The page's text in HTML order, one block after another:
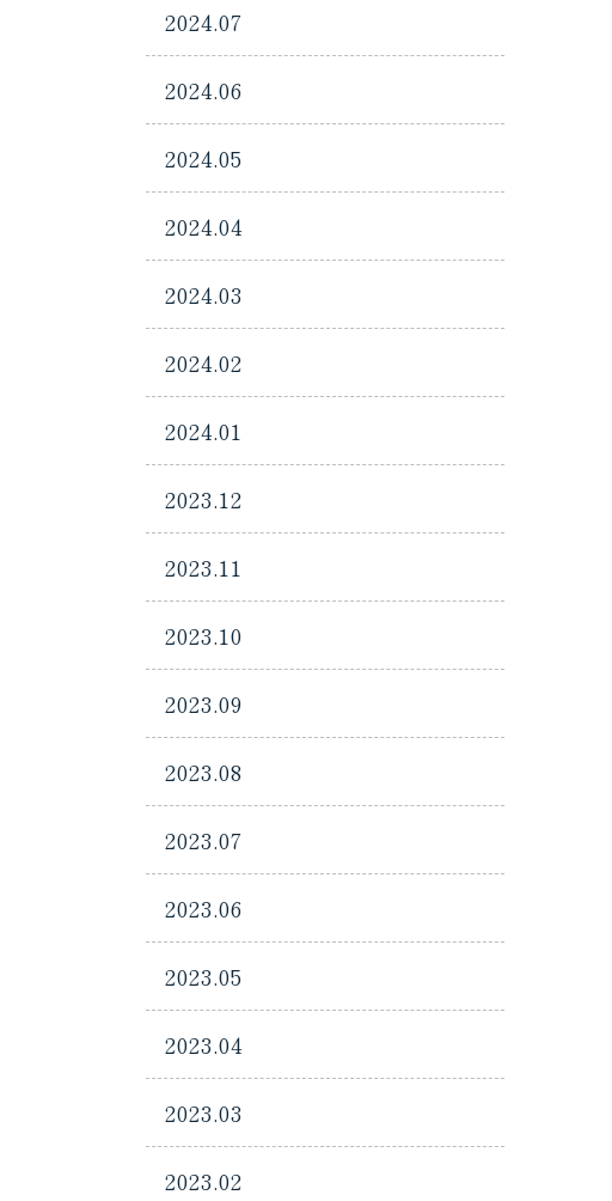
2024.07
2024.06
2024.05
2024.04
2024.03
2024.02
2024.01
2023.12
2023.11
2023.10
2023.09
2023.08
2023.07
2023.06
2023.05
2023.04
2023.03
2023.02